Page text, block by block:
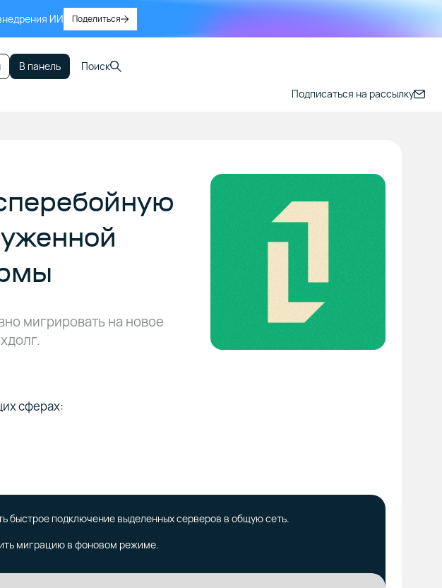
ИИ Поделиться
В панель Поиск
Подписаться на рассылку
мигрировать на новое
сферах:
быстрое подключение выделенных серверов в общую сеть.
миграцию в фоновом режиме.